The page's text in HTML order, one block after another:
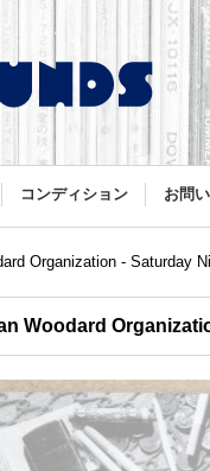
コンディション お問
Organization - Saturday
Woodard